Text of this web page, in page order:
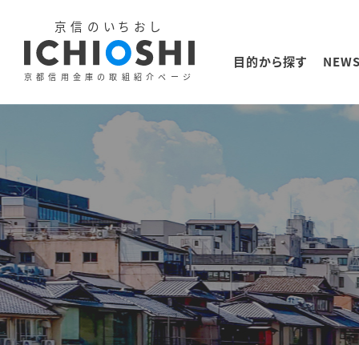
京信のいちおし
京都信用金庫の取組紹介ページ
目的から探す
リンクをコピー